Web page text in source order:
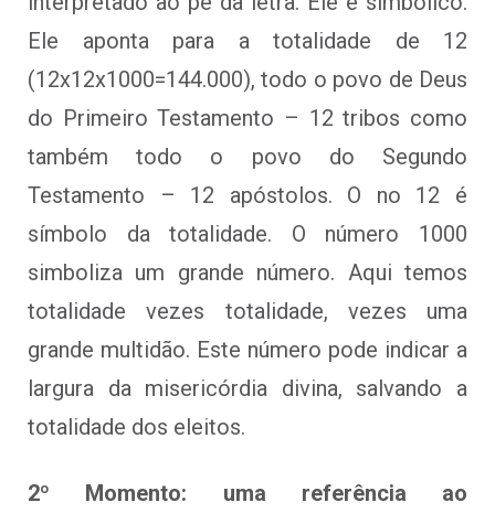
Ele aponta para a totalidade de 12
(12x12x1000=144.000), todo o povo de Deus
do Primeiro Testamento – 12 tribos como
também todo o povo do Segundo
Testamento – 12 apóstolos. O no 12 é
símbolo da totalidade. O número 1000
simboliza um grande número. Aqui temos
totalidade vezes totalidade, vezes uma
grande multidão. Este número pode indicar a
largura da misericórdia divina, salvando a
totalidade dos eleitos.
2º Momento: uma referência ao